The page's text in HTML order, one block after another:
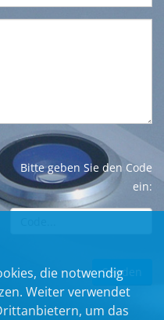
Bitte geben Sie den Code
ein:
die notwendig
Weiter verwendet
um das